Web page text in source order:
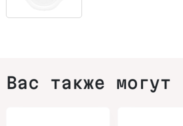
Вас также могут